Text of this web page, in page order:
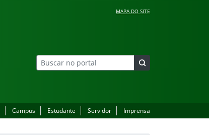
MAPA DO SITE
Campus Estudante Servidor Imprensa